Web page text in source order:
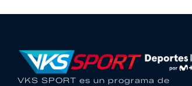
VKS SPORT es un programa de